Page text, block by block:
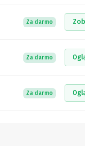
Za darmo
Za darmo
Za darmo